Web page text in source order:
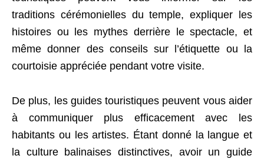
traditions cérémonielles du temple, expliquer les
histoires ou les mythes derrière le spectacle, et
même donner des conseils sur l’étiquette ou la
courtoisie appréciée pendant votre visite.
De plus, les guides touristiques peuvent vous aider
à communiquer plus efficacement avec les
habitants ou les artistes. Étant donné la langue et
la culture balinaises distinctives, avoir un guide